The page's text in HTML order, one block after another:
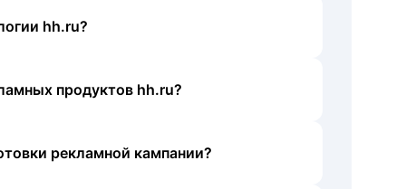
hh.ru?
продуктов hh.ru?
рекламной кампании?